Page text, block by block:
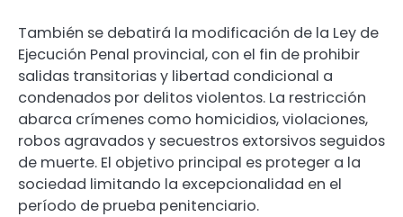
También se debatirá la modificación de la Ley de
Ejecución Penal provincial, con el fin de prohibir
salidas transitorias y libertad condicional a
condenados por delitos violentos. La restricción
abarca crímenes como homicidios, violaciones,
robos agravados y secuestros extorsivos seguidos
de muerte. El objetivo principal es proteger a la
sociedad limitando la excepcionalidad en el
período de prueba penitenciario.